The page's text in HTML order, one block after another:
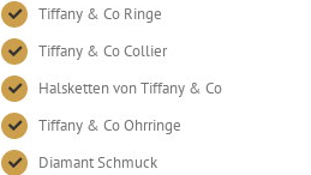
Tiffany & Co Ringe
Tiffany & Co Collier
Halsketten von Tiffany & Co
Tiffany & Co Ohrringe
Diamant Schmuck